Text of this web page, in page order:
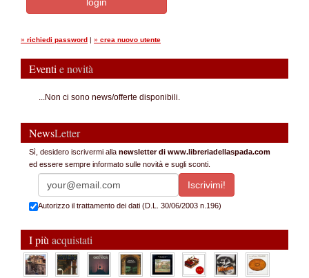
» richiedi password | » crea nuovo utente
Eventi e novità
...Non ci sono news/offerte disponibili.
NewsLetter
Sì, desidero iscrivermi alla newsletter di www.libreriadellaspada.com
ed essere sempre informato sulle novità e sugli sconti.
Autorizzo il trattamento dei dati (D.L. 30/06/2003 n.196)
I più acquistati